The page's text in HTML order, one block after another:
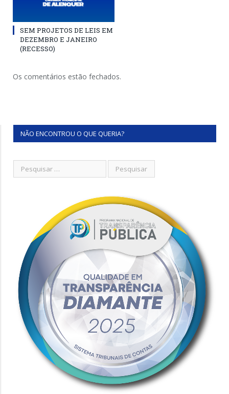
SEM PROJETOS DE LEIS EM
DEZEMBRO E JANEIRO
(RECESSO)
Os comentários estão fechados.
NÃO ENCONTROU O QUE QUERIA?